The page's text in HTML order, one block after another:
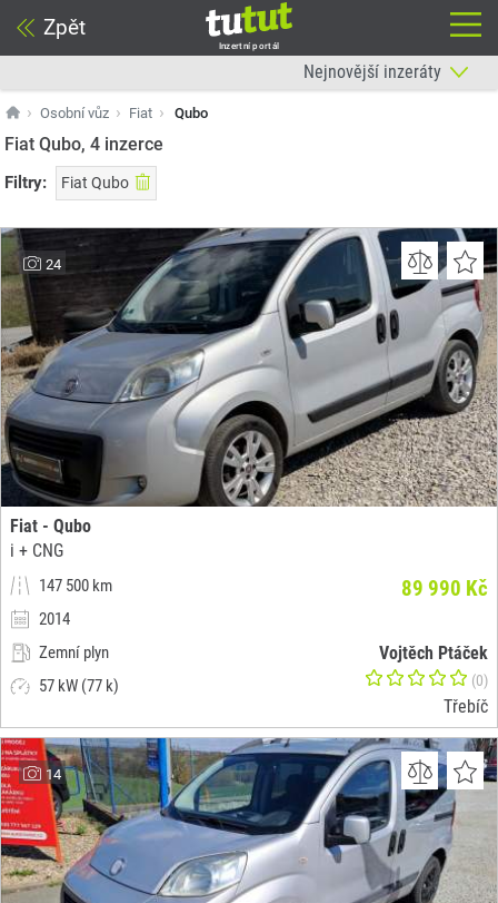
Zpět
Inzertní portál
Osobní vůz Fiat Qubo
Fiat Qubo, 4 inzerce
Filtry: Fiat Qubo
24
Fiat - Qubo
i + CNG
147 500 km
2014
Zemní plyn
57 kW (77 k)
89 990 Kč
Vojtěch Ptáček
(0)
Třebíč
14